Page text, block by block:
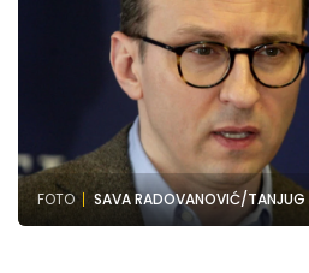
FOTO SAVA RADOVANOVIĆ/TANJUG